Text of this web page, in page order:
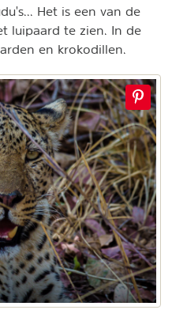
Het is een van de
luipaard te zien. In de
en krokodillen.